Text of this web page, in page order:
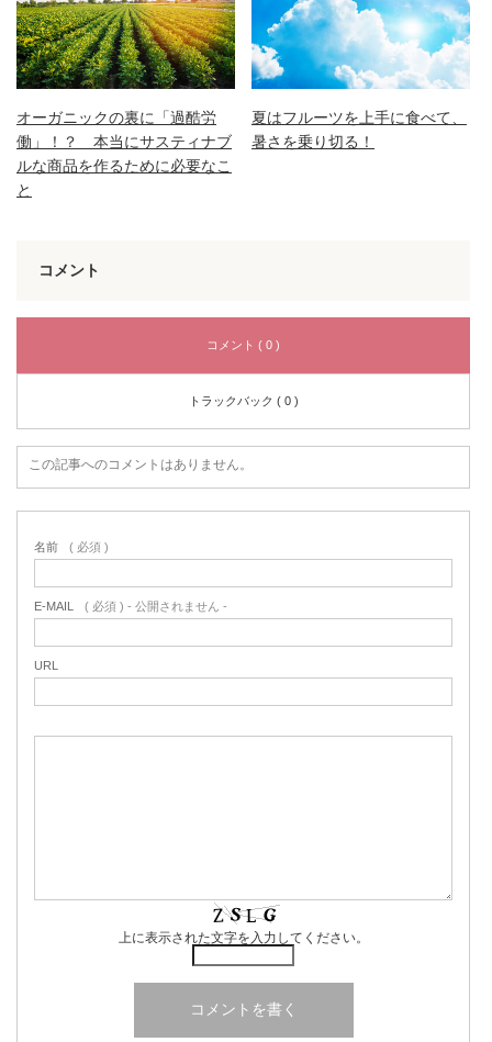
オーガニックの裏に「過酷労
働」！？ 本当にサスティナブ
ルな商品を作るために必要なこ
と
夏はフルーツを上手に食べて、
暑さを乗り切る！
コメント
コメント ( 0 )
トラックバック ( 0 )
この記事へのコメントはありません。
名前 ( 必須 )
E-MAIL ( 必須 ) - 公開されません -
URL
上に表示された文字を入力してください。